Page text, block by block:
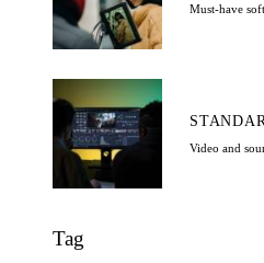
Must-have
Video and
Tag